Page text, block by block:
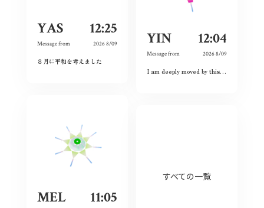
YAS 12:25
Message from 2026 8/09
８月に平和を考えました
YIN 12:04
Message from 2026 8/09
I am deeply moved by this exhibition because I have witnessed the spirit of courage and never-give-up among the land and the people. Although this city had once completely destroyed, but the people still believed the future and ordinary lives. That’s what I love this city so much and today is my second time visiting Hiroshima 🥰❤️
MEL 11:05
すべての一覧